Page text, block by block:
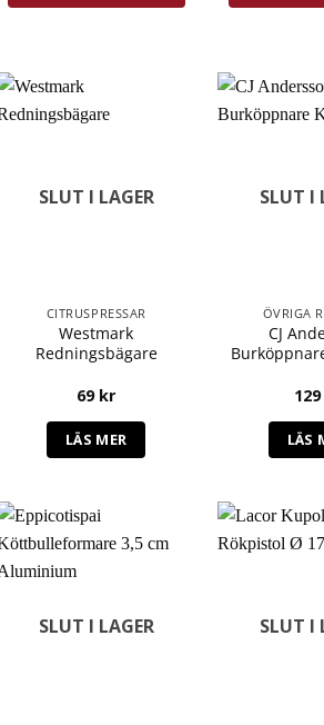
SLUT I LAGER
CITRUSPRESSAR
Westmark
Redningsbägare
69 kr
LÄS MER
SLUT I
ÖVRIGA
CJ
129
LÄS
SLUT I LAGER SLUT I